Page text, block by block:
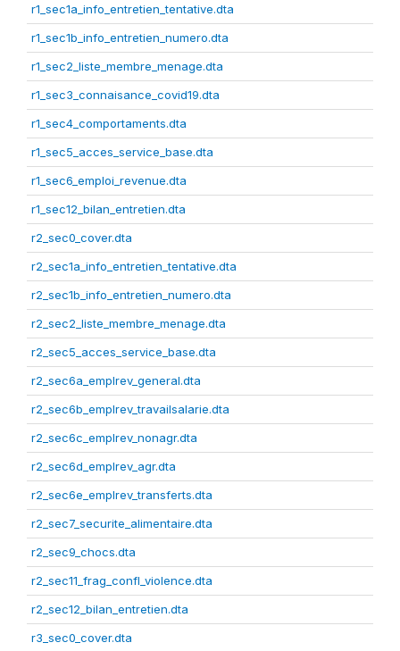
r1_sec1a_info_entretien_tentative.dta
r1_sec1b_info_entretien_numero.dta
r1_sec2_liste_membre_menage.dta
r1_sec3_connaisance_covid19.dta
r1_sec4_comportaments.dta
r1_sec5_acces_service_base.dta
r1_sec6_emploi_revenue.dta
r1_sec12_bilan_entretien.dta
r2_sec0_cover.dta
r2_sec1a_info_entretien_tentative.dta
r2_sec1b_info_entretien_numero.dta
r2_sec2_liste_membre_menage.dta
r2_sec5_acces_service_base.dta
r2_sec6a_emplrev_general.dta
r2_sec6b_emplrev_travailsalarie.dta
r2_sec6c_emplrev_nonagr.dta
r2_sec6d_emplrev_agr.dta
r2_sec6e_emplrev_transferts.dta
r2_sec7_securite_alimentaire.dta
r2_sec9_chocs.dta
r2_sec11_frag_confl_violence.dta
r2_sec12_bilan_entretien.dta
r3_sec0_cover.dta